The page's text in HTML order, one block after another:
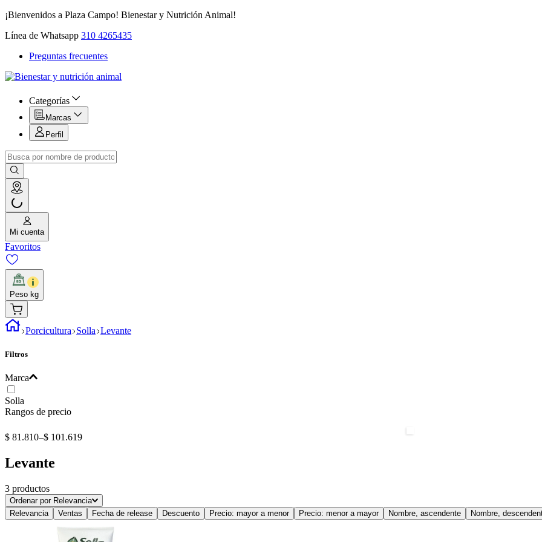
¡Bienvenidos a Plaza Campo! Bienestar y Nutrición Animal!
Línea de Whatsapp 310 4265435
Preguntas frecuentes
Categorías
Marcas
Perfil
Mi cuenta
Favoritos
Peso kg
Porcicultura Solla Levante
Filtros
Marca
Solla
Rangos de precio
$ 81.810–$ 101.619
Levante
3 productos
Ordenar por Relevancia
Relevancia
Ventas Fecha de release Descuento Precio: mayor a menor Precio: menor a mayor Nombre, ascendente Nombre,